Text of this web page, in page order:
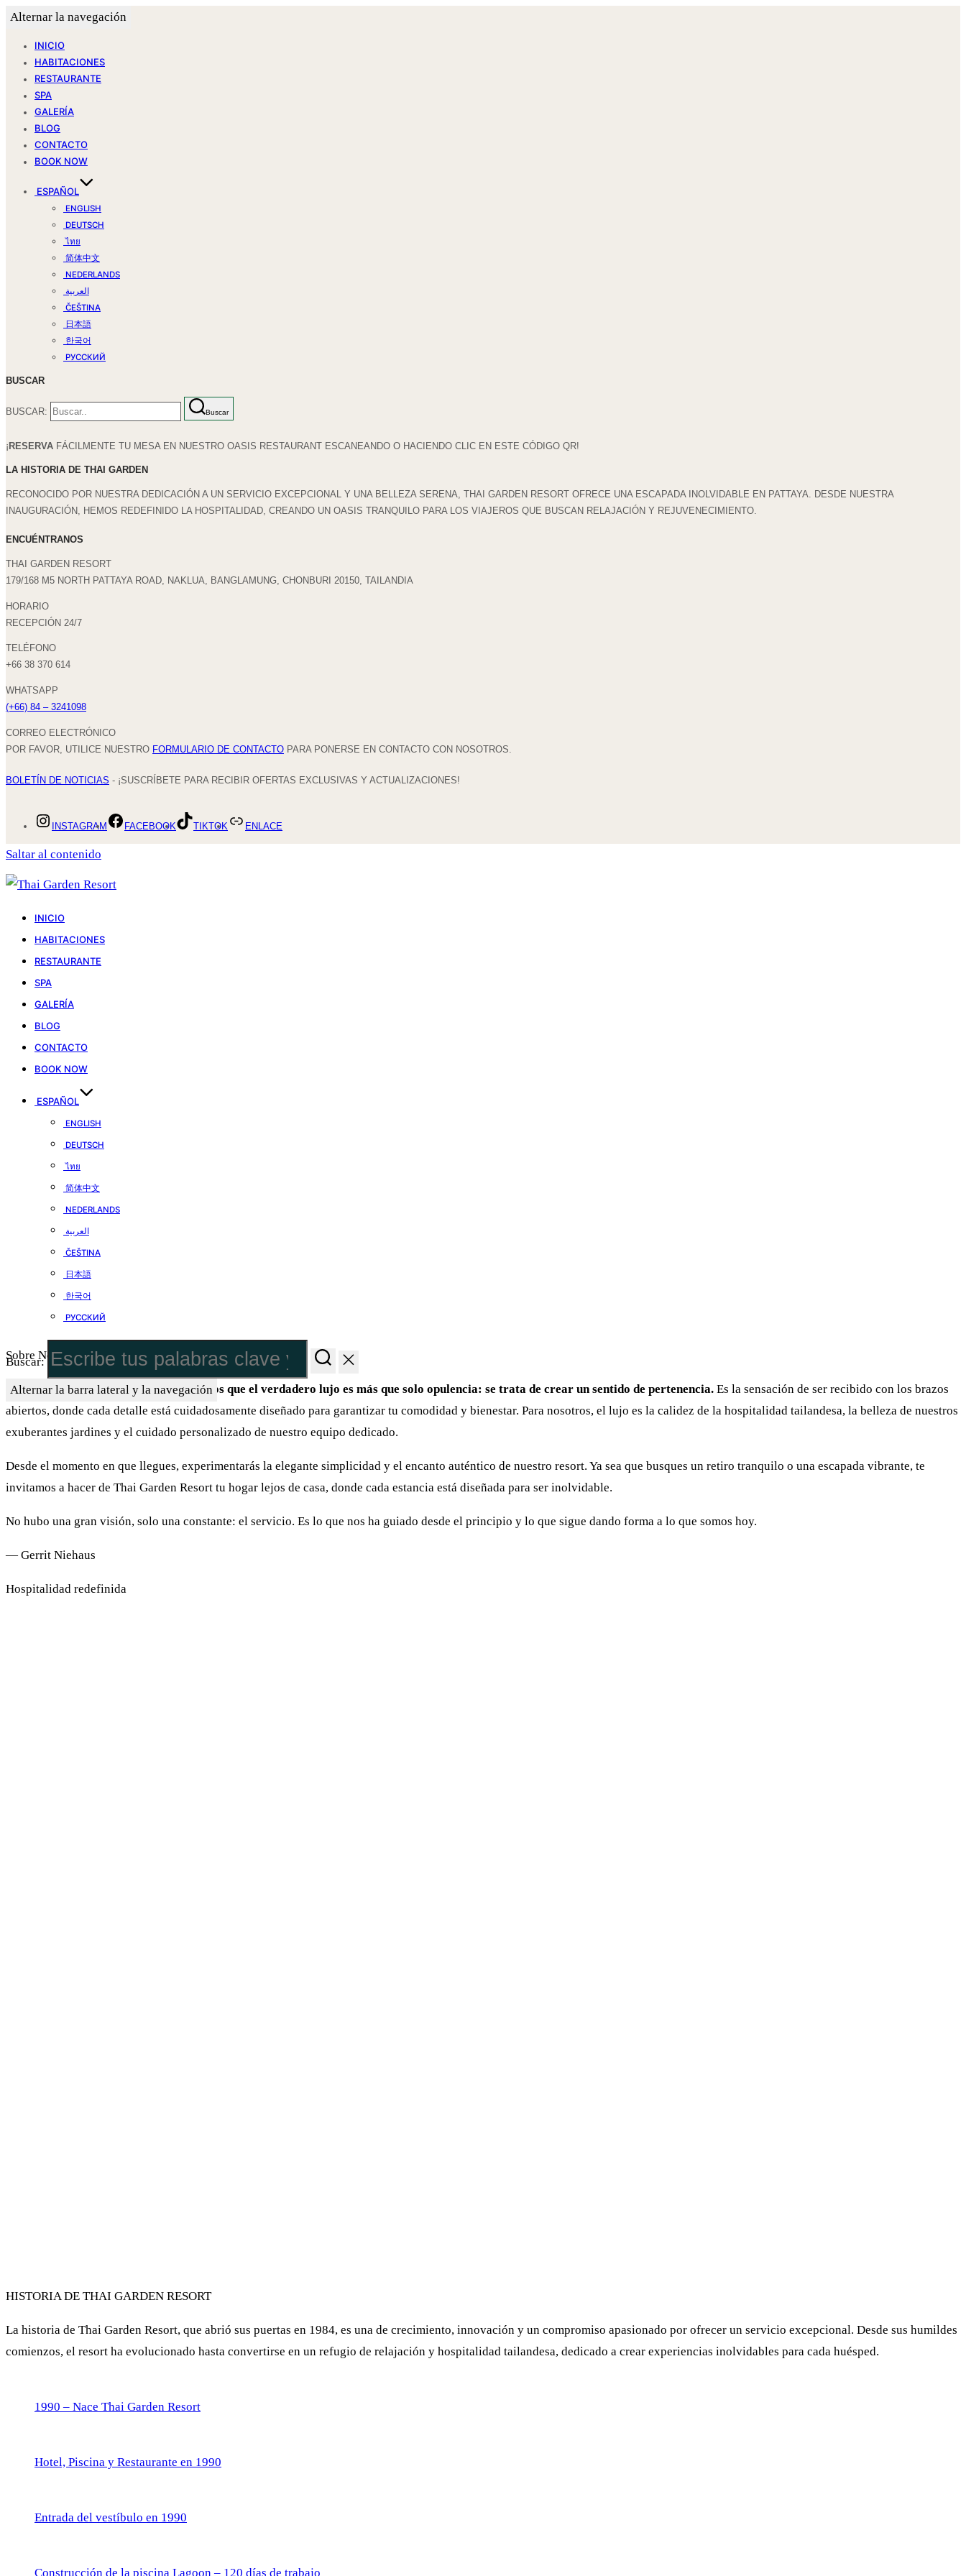
Alternar la navegación
INICIO
HABITACIONES
RESTAURANTE
SPA
GALERÍA
BLOG
CONTACTO
BOOK NOW
ESPAÑOL
ENGLISH
DEUTSCH
ไทย
简体中文
NEDERLANDS
العربية
ČEŠTINA
日本語
한국어
РУССКИЙ
BUSCAR
BUSCAR: Buscar
¡ RESERVA FÁCILMENTE TU MESA EN NUESTRO OASIS RESTAURANT ESCANEANDO O HACIENDO CLIC EN ESTE CÓDIGO QR!
LA HISTORIA DE THAI GARDEN
RECONOCIDO POR NUESTRA DEDICACIÓN A UN SERVICIO EXCEPCIONAL Y UNA BELLEZA SERENA, THAI GARDEN RESORT OFRECE UNA ESCAPADA INOLVIDABLE EN PATTAYA. DESDE NUESTRA
INAUGURACIÓN, HEMOS REDEFINIDO LA HOSPITALIDAD, CREANDO UN OASIS TRANQUILO PARA LOS VIAJEROS QUE BUSCAN RELAJACIÓN Y REJUVENECIMIENTO.
ENCUÉNTRANOS
THAI GARDEN RESORT
179/168 M5 NORTH PATTAYA ROAD, NAKLUA, BANGLAMUNG, CHONBURI 20150, TAILANDIA
HORARIO
RECEPCIÓN 24/7
TELÉFONO
+66 38 370 614
WHATSAPP
(+66) 84 – 3241098
CORREO ELECTRÓNICO
POR FAVOR, UTILICE NUESTRO FORMULARIO DE CONTACTO PARA PONERSE EN CONTACTO CON NOSOTROS.
BOLETÍN DE NOTICIAS - ¡SUSCRÍBETE PARA RECIBIR OFERTAS EXCLUSIVAS Y ACTUALIZACIONES!
INSTAGRAM FACEBOOK TIKTOK ENLACE
Saltar al contenido
INICIO
HABITACIONES
RESTAURANTE
SPA
GALERÍA
BLOG
CONTACTO
BOOK NOW
ESPAÑOL
ENGLISH
DEUTSCH
ไทย
简体中文
NEDERLANDS
العربية
ČEŠTINA
日本語
한국어
РУССКИЙ
Buscar:
Alternar la barra lateral y la navegación
Sobre Nosotros
En Thai Garden Resort Pattaya, creemos que el verdadero lujo es más que solo opulencia: se trata de crear un sentido de pertenencia. Es la sensación de ser recibido con los brazos
abiertos, donde cada detalle está cuidadosamente diseñado para garantizar tu comodidad y bienestar. Para nosotros, el lujo es la calidez de la hospitalidad tailandesa, la belleza de nuestros
exuberantes jardines y el cuidado personalizado de nuestro equipo dedicado.
Desde el momento en que llegues, experimentarás la elegante simplicidad y el encanto auténtico de nuestro resort. Ya sea que busques un retiro tranquilo o una escapada vibrante, te
invitamos a hacer de Thai Garden Resort tu hogar lejos de casa, donde cada estancia está diseñada para ser inolvidable.
No hubo una gran visión, solo una constante: el servicio. Es lo que nos ha guiado desde el principio y lo que sigue dando forma a lo que somos hoy.
— Gerrit Niehaus
Hospitalidad redefinida
HISTORIA DE THAI GARDEN RESORT
La historia de Thai Garden Resort, que abrió sus puertas en 1984, es una de crecimiento, innovación y un compromiso apasionado por ofrecer un servicio excepcional. Desde sus humildes
comienzos, el resort ha evolucionado hasta convertirse en un refugio de relajación y hospitalidad tailandesa, dedicado a crear experiencias inolvidables para cada huésped.
1990 – Nace Thai Garden Resort
Hotel, Piscina y Restaurante en 1990
Entrada del vestíbulo en 1990
Construcción de la piscina Lagoon – 120 días de trabajo